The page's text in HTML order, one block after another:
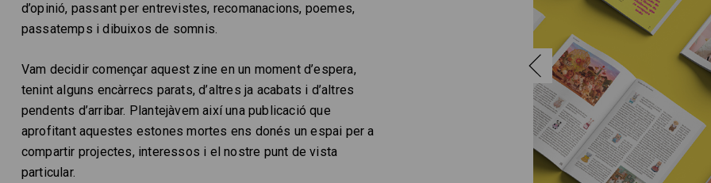
d’opinió, passant per entrevistes, recomanacions, poemes,
passatemps i dibuixos de somnis.
Vam decidir començar aquest zine en un moment d’espera,
tenint alguns encàrrecs parats, d’altres ja acabats i d’altres
pendents d’arribar. Plantejàvem així una publicació que
aprofitant aquestes estones mortes ens donés un espai per a
compartir projectes, interessos i el nostre punt de vista
particular.
‹